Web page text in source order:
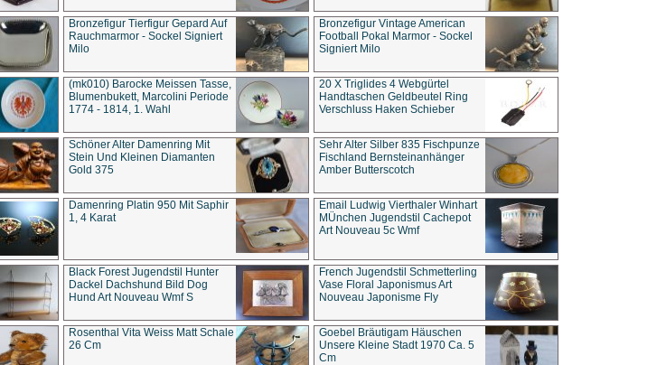
Bronzefigur Tierfigur Gepard Auf
Rauchmarmor - Sockel Signiert
Milo
Bronzefigur Vintage American
Football Pokal Marmor - Sockel
Signiert Milo
(mk010) Barocke Meissen Tasse,
Blumenbukett, Marcolini Periode
1774 - 1814, 1. Wahl
20 X Triglides 4 Webgürtel
Handtaschen Geldbeutel Ring
Verschluss Haken Schieber
Schöner Alter Damenring Mit
Stein Und Kleinen Diamanten
Gold 375
Sehr Alter Silber 835 Fischpunze
Fischland Bernsteinanhänger
Amber Butterscotch
Damenring Platin 950 Mit Saphir
1, 4 Karat
Email Ludwig Vierthaler Winhart
MÜnchen Jugendstil Cachepot
Art Nouveau 5c Wmf
Black Forest Jugendstil Hunter
Dackel Dachshund Bild Dog
Hund Art Nouveau Wmf S
French Jugendstil Schmetterling
Vase Floral Japonismus Art
Nouveau Japonisme Fly
Rosenthal Vita Weiss Matt Schale
26 Cm
Goebel Bräutigam Häuschen
Unsere Kleine Stadt 1970 Ca. 5
Cm